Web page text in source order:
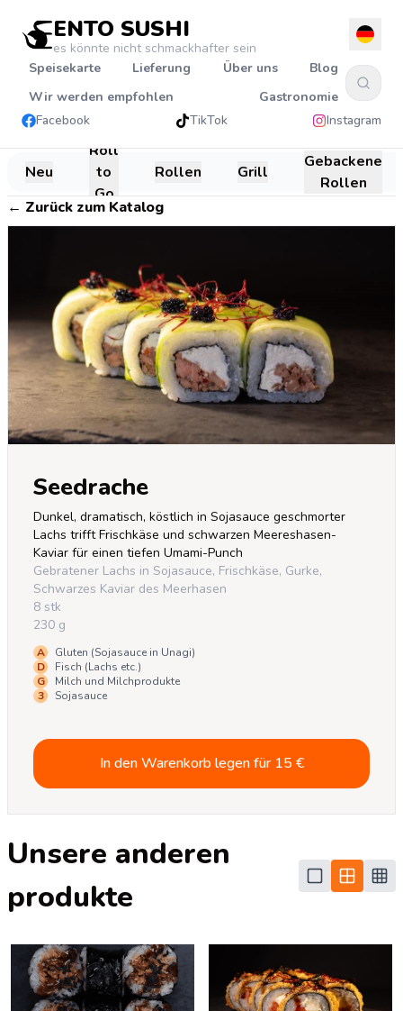
ENTO SUSHI
es könnte nicht schmackhafter sein
Speisekarte
Lieferung Über uns
Blog
Wir werden empfohlen
Gastronomie
Facebook
TikTok Instagram
Neu
Roll
to
Go
Rollen Grill
Gebackene
Rollen
← Zurück zum Katalog
Seedrache
Dunkel, dramatisch, köstlich in Sojasauce geschmorter
Lachs trifft Frischkäse und schwarzen Meereshasen-
Kaviar für einen tiefen Umami-Punch
Gebratener Lachs in Sojasauce, Frischkäse, Gurke,
Schwarzes Kaviar des Meerhasen
8 stk
230 g
A
Gluten (Sojasauce in Unagi)
D
Fisch (Lachs etc.)
G
Milch und Milchprodukte
3
Sojasauce
In den Warenkorb legen für 15€
Unsere anderen
produkte